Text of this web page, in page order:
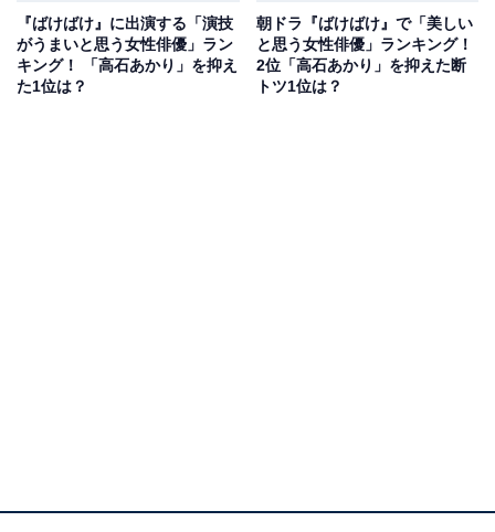
一方で、2025年10月公開の映画『ミーツ・ザ・ワール
ド』では、既婚者のNo.1ホスト役を好演。朝ドラの役柄
『ばけばけ』に出演する「演技
がうまいと思う女性俳優」ラン
キング！ 「高石あかり」を抑え
た1位は？
朝ドラ『ばけばけ』で「美しい
と思う女性俳優」ランキング！
2位「高石あかり」を抑えた断
トツ1位は？